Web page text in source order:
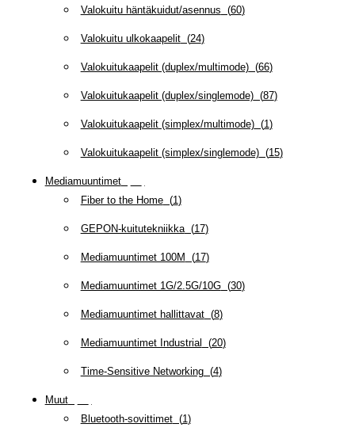
Valokuitu häntäkuidut/asennus (60)
Valokuitu ulkokaapelit(24)
Valokuitukaapelit (duplex/multimode)(66)
Valokuitukaapelit (duplex/singlemode)(87)
Valokuitukaapelit (simplex/multimode)(1)
Valokuitukaapelit (simplex/singlemode)(15)
Mediamuuntimet(
Fiber to the Home(1)
GEPON-kuitutekniikka(17)
Mediamuuntimet 100M (17)
Mediamuuntimet 1G/2.5G/10G(30)
Mediamuuntimet hallittavat(8)
Mediamuuntimet Industrial (20)
Time-Sensitive Networking(4)
Muut(
Bluetooth-sovittimet(1)